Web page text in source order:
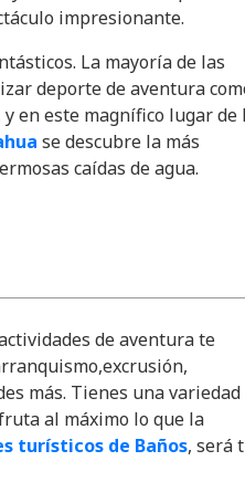
impresionante.
La mayoría de las
deporte de aventura
en este magnífico lugar de
se descubre la más
caídas de agua.
de aventura te
más. Tienes una variedad
al máximo lo que la
turísticos de Baños, será